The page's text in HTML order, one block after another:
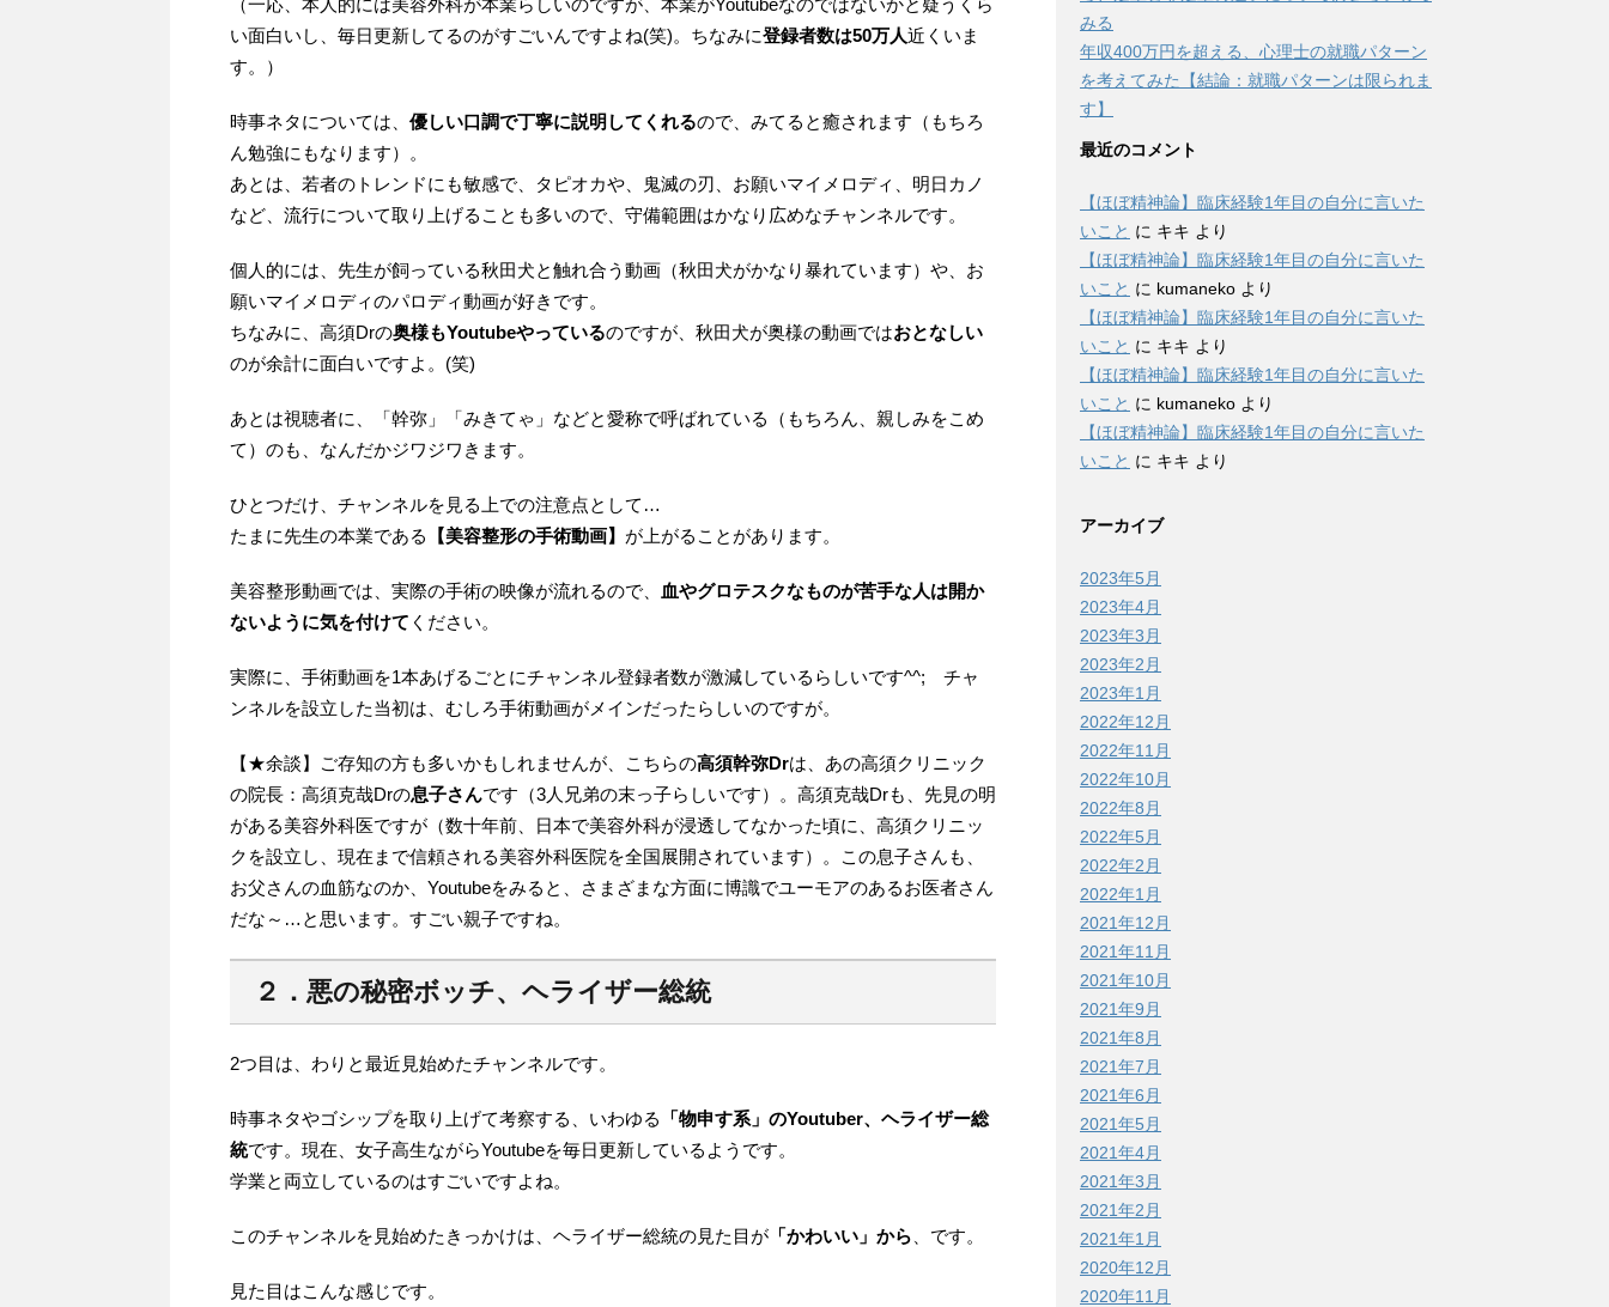
（一応、本人的には美容外科が本業らしいのですが、本業がYoutubeなのではないかと疑うくら
い面白いし、毎日更新してるのがすごいんですよね(笑)。ちなみに登録者数は50万人近くいま
す。）
時事ネタについては、 優しい口調で丁寧に説明してくれるので、みてると癒されます（もちろ
ん勉強にもなります）。
あとは、若者のトレンドにも敏感で、タピオカや、鬼滅の刃、お願いマイメロディ、明日カノ
など、流行について取り上げることも多いので、守備範囲はかなり広めなチャンネルです。
個人的には、先生が飼っている秋田犬と触れ合う動画（秋田犬がかなり暴れています）や、お
願いマイメロディのパロディ動画が好きです。
ちなみに、高須Drの奥様もYoutubeやっているのですが、秋田犬が奥様の動画ではおとなしい
のが余計に面白いですよ。(笑)
あとは視聴者に、「幹弥」「みきてゃ」などと愛称で呼ばれている（もちろん、親しみをこめ
て）のも、なんだかジワジワきます。
ひとつだけ、チャンネルを見る上での注意点として…
たまに先生の本業である
【美容整形の手術動画】 が上がることがあります。
美容整形動画では、実際の手術の映像が流れるので、
血やグロテスクなものが苦手な人は開か
ないように気を付けて ください。
実際に、手術動画を1本あげるごとにチャンネル登録者数が激減しているらしいです^^; チャ
ンネルを設立した当初は、むしろ手術動画がメインだったらしいのですが。
【★余談】ご存知の方も多いかもしれませんが、こちらの高須幹弥Drは、あの高須クリニック
の院長：高須克哉Drの息子さんです（3人兄弟の末っ子らしいです）。高須克哉Drも、先見の明
がある美容外科医ですが（数十年前、日本で美容外科が浸透してなかった頃に、高須クリニッ
クを設立し、現在まで信頼される美容外科医院を全国展開されています）。この息子さんも、
お父さんの血筋なのか、Youtubeをみると、さまざまな方面に博識でユーモアのあるお医者さん
だな～…と思います。すごい親子ですね。
２．悪の秘密ボッチ、ヘライザー総統
2つ目は、わりと最近見始めたチャンネルです。
時事ネタやゴシップを取り上げて考察する、いわゆる
「物申す系」のYoutuber、ヘライザー総
統です。現在、女子高生ながらYoutubeを毎日更新しているようです。
学業と両立しているのはすごいですよね。
このチャンネルを見始めたきっかけは、ヘライザー総統の見た目が 「かわいい」から 、です。
見た目はこんな感じです。
みる
年収400万円を超える、心理士の就職パターン
を考えてみた【結論：就職パターンは限られま
す】
最近のコメント
【ほぼ精神論】臨床経験1年目の自分に言いた
いこと に キキ より
【ほぼ精神論】臨床経験1年目の自分に言いた
いこと に kumaneko より
【ほぼ精神論】臨床経験1年目の自分に言いた
いこと に キキ より
【ほぼ精神論】臨床経験1年目の自分に言いた
いこと に kumaneko より
【ほぼ精神論】臨床経験1年目の自分に言いた
いこと に キキ より
アーカイブ
2023年5月
2023年4月
2023年3月
2023年2月
2023年1月
2022年12月
2022年11月
2022年10月
2022年8月
2022年5月
2022年2月
2022年1月
2021年12月
2021年11月
2021年10月
2021年9月
2021年8月
2021年7月
2021年6月
2021年5月
2021年4月
2021年3月
2021年2月
2021年1月
2020年12月
2020年11月